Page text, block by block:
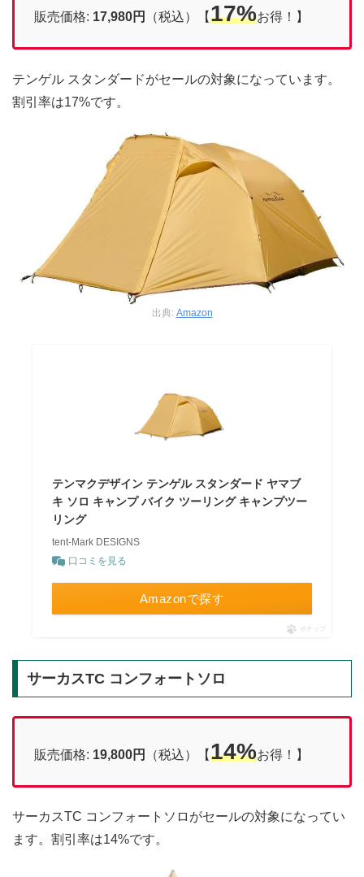
販売価格: 17,980円 （税込）【17%お得！】
テンゲル スタンダードがセールの対象になっています。
割引率は17%です。
出典: Amazon
テンマクデザイン テンゲル スタンダード ヤマブ
キ ソロ キャンプ バイク ツーリング キャンプツー
リング
tent-Mark DESIGNS
口コミを見る
Amazonで探す
ポチップ
サーカスTC コンフォートソロ
販売価格: 19,800円 （税込）【14%お得！】
サーカスTC コンフォートソロがセールの対象になってい
ます。割引率は14%です。